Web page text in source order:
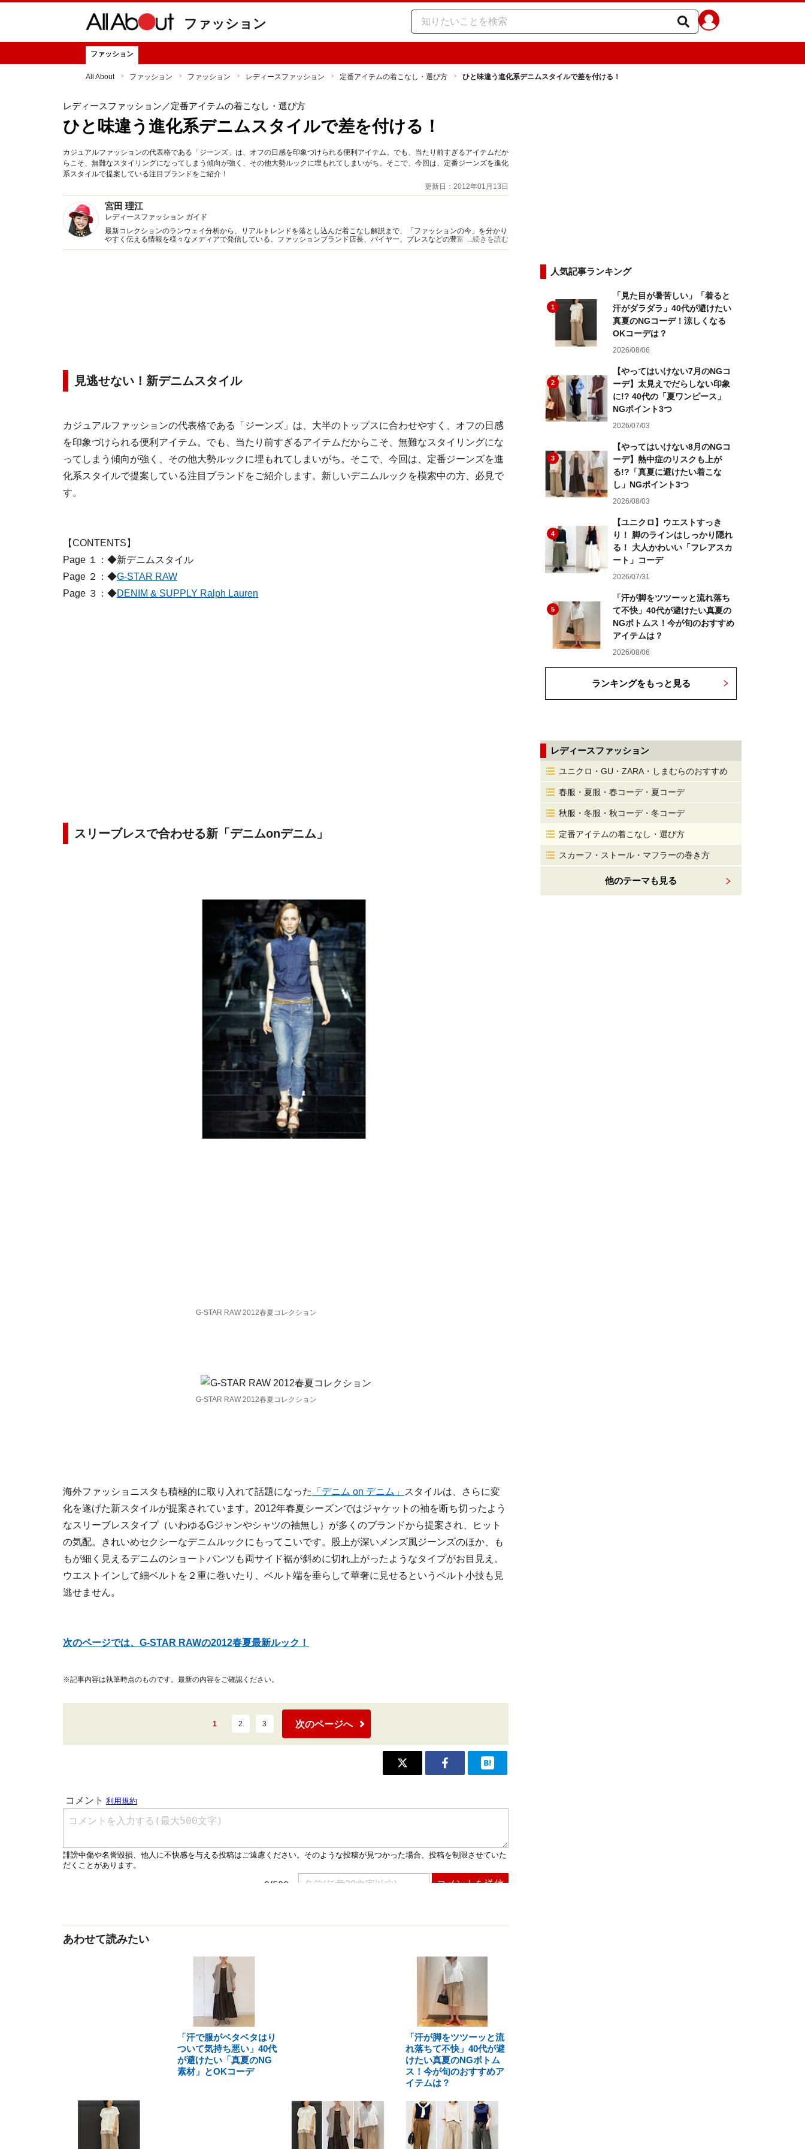
ファッション
ファッション
All About ファッション ファッション レディースファッション 定番アイテムの着こなし・選び方 ひと味違う進化系デニムスタイルで差を付ける！
レディースファッション ／定番アイテムの着こなし・選び方
ひと味違う進化系デニムスタイルで差を付ける！
カジュアルファッションの代表格である「ジーンズ」は、オフの日感を印象づけられる便利アイテム。でも、当たり前すぎるアイテムだか
らこそ、無難なスタイリングになってしまう傾向が強く、その他大勢ルックに埋もれてしまいがち。そこで、今回は、定番ジーンズを進化
系スタイルで提案している注目ブランドをご紹介！
更新日：2012年01月13日
宮田 理江
レディースファッション ガイド
最新コレクションのランウェイ分析から、リアルトレンドを落とし込んだ着こなし解説まで、「ファッションの今」を分かり
やすく伝える情報を様々なメディアで発信している。ファッションブランド店長、バイヤー、プレスなどの豊富な現場キャリ
アを生かしたスタイリング提案に強みを持つ。セミナーやイベント出演も多い。
...続きを読む
見逃せない！新デニムスタイル
カジュアルファッションの代表格である「ジーンズ」は、大半のトップスに合わせやすく、オフの日感
を印象づけられる便利アイテム。でも、当たり前すぎるアイテムだからこそ、無難なスタイリングにな
ってしまう傾向が強く、その他大勢ルックに埋もれてしまいがち。そこで、今回は、定番ジーンズを進
化系スタイルで提案している注目ブランドをご紹介します。新しいデニムルックを模索中の方、必見で
す。
【CONTENTS】
Page １：◆新デニムスタイル
Page ２：◆G-STAR RAW
Page ３：◆DENIM & SUPPLY Ralph Lauren
スリーブレスで合わせる新「デニムonデニム」
G-STAR RAW 2012春夏コレクション
G-STAR RAW 2012春夏コレクション
海外ファッショニスタも積極的に取り入れて話題になった 「デニム on デニム」
スタイルは、さらに変
化を遂げた新スタイルが提案されています。2012年春夏シーズンではジャケットの袖を断ち切ったよう
なスリーブレスタイプ（いわゆるGジャンやシャツの袖無し）が多くのブランドから提案され、ヒット
の気配。きれいめセクシーなデニムルックにもってこいです。股上が深いメンズ風ジーンズのほか、も
もが細く見えるデニムのショートパンツも両サイド裾が斜めに切れ上がったようなタイプがお目見え。
ウエストインして細ベルトを２重に巻いたり、ベルト端を垂らして華奢に見せるというベルト小技も見
逃せません。
次のページでは、G-STAR RAWの2012春夏最新ルック！
※記事内容は執筆時点のものです。最新の内容をご確認ください。
1 2 3 次のページへ
あわせて読みたい
「汗で服がベタベタはり
ついて気持ち悪い」40代
が避けたい「真夏のNG
素材」とOKコーデ
「汗が脚をツツーッと流
れ落ちて不快」40代が避
けたい真夏のNGボトム
ス！今が旬のおすすめア
イテムは？
人気記事ランキング
1
「見た目が暑苦しい」「着ると
汗がダラダラ」40代が避けたい
真夏のNGコーデ！涼しくなる
OKコーデは？
2026/08/06
2
【やってはいけない7月のNGコ
ーデ】太見えでだらしない印象
に!? 40代の「夏ワンピース」
NGポイント3つ
2026/07/03
3
【やってはいけない8月のNGコ
ーデ】熱中症のリスクも上が
る!?「真夏に避けたい着こな
し」NGポイント3つ
2026/08/03
4
【ユニクロ】ウエストすっき
り！ 脚のラインはしっかり隠れ
る！ 大人かわいい「フレアスカ
ート」コーデ
2026/07/31
5
「汗が脚をツツーッと流れ落ち
て不快」40代が避けたい真夏の
NGボトムス！今が旬のおすすめ
アイテムは？
2026/08/06
ランキングをもっと見る
レディースファッション
ユニクロ・GU・ZARA・しまむらのおすすめ
春服・夏服・春コーデ・夏コーデ
秋服・冬服・秋コーデ・冬コーデ
定番アイテムの着こなし・選び方
スカーフ・ストール・マフラーの巻き方
他のテーマも見る